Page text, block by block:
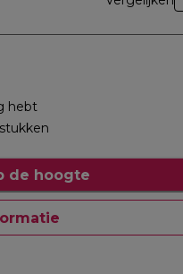
hebt
de hoogte